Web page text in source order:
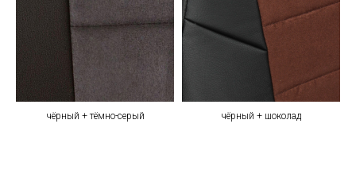
чёрный + тёмно-серый чёрный + шоколад